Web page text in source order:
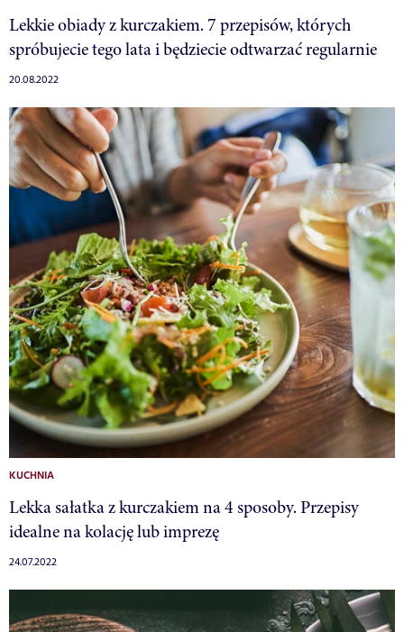
Lekkie obiady z kurczakiem. 7 przepisów, których
spróbujecie tego lata i będziecie odtwarzać regularnie
20.08.2022
KUCHNIA
Lekka sałatka z kurczakiem na 4 sposoby. Przepisy
idealne na kolację lub imprezę
24.07.2022